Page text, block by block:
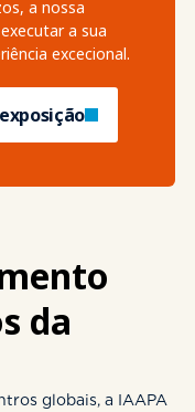
a nossa
a sua
excecional.
da
globais, a IAAPA